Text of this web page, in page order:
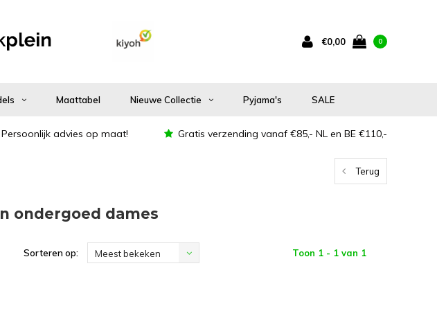
€0,00 0
Maattabel Nieuwe Collectie Pyjama's SALE
Persoonlijk advies op maat! Gratis verzending vanaf €85,- NL en BE €110,-
Terug
ondergoed dames
Sorteren op: Meest bekeken Toon 1 - 1 van 1